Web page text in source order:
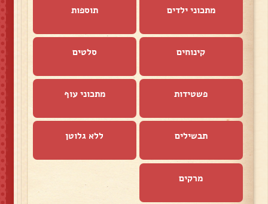
מתכוני ילדים תוספות
קינוחים סלטים
פשטידות מתכוני עוף
תבשילים ללא גלוטן
מרקים